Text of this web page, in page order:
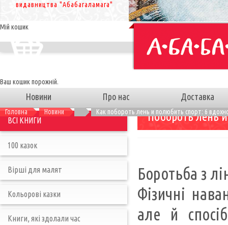
видавництва "Абабагаламага"
Мій кошик
Ваш кошик порожній.
Новини Про нас Доставка
Головна Новини Как побороть лень и полюбить спорт: 6
Побороть лень
Боротьба з
Фізичні
але й
ВСІ КНИГИ
100 казок
Вірші для малят
Кольорові казки
Книги, які здолали час